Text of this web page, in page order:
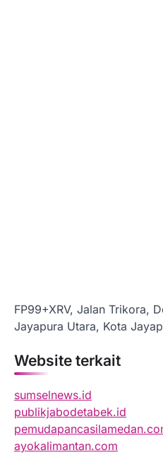
FP99+XRV, Jalan Trikora,
Jayapura Utara, Kota
Website terkait
sumselnews.id
publikjabodetabek.id
ayokalimantan.com